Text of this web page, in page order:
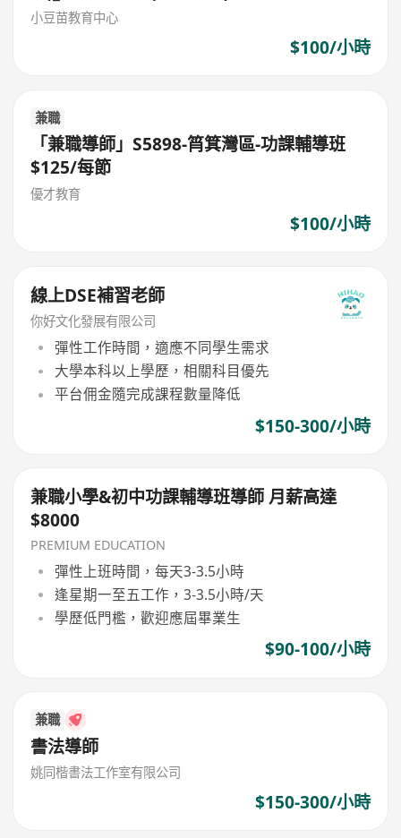
小豆苗教育中心
$100/小時
兼職
「兼職導師」S5898-筲箕灣區-功課輔導班
$125/每節
優才教育
$100/小時
線上DSE補習老師
你好文化發展有限公司
彈性工作時間，適應不同學生需求
大學本科以上學歷，相關科目優先
平台佣金隨完成課程數量降低
$150-300/小時
兼職小學&初中功課輔導班導師 月薪高達
$8000
PREMIUM EDUCATION
彈性上班時間，每天3-3.5小時
逢星期一至五工作，3-3.5小時/天
學歷低門檻，歡迎應屆畢業生
$90-100/小時
兼職
書法導師
姚同楷書法工作室有限公司
$150-300/小時